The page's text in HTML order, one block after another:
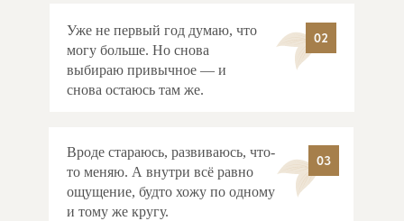
03
Вроде стараюсь, развиваюсь, что-
то меняю. А внутри всё равно
ощущение, будто хожу по одному
и тому же кругу.
02
Уже не первый год думаю, что
могу больше. Но снова
выбираю привычное — и
снова остаюсь там же.